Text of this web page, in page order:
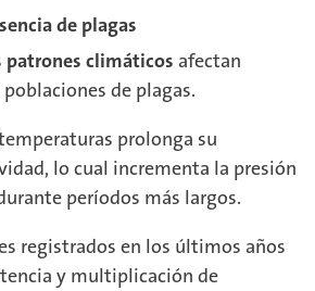
de plagas
patrones climáticos afectan
de plagas.
prolonga su
lo cual incrementa la presión
períodos más largos.
registrados en los últimos años
y multiplicación de